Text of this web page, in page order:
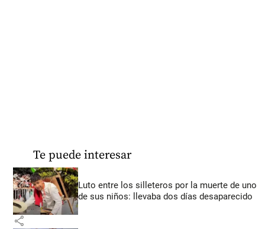
Te puede interesar
Luto entre los silleteros por la muerte de uno
de sus niños: llevaba dos días desaparecido
share